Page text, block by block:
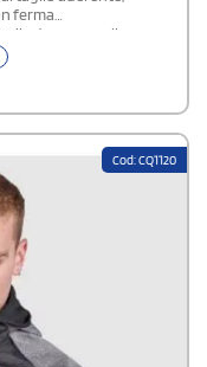
ferma
da personalizzare.
Cod: CQ1120